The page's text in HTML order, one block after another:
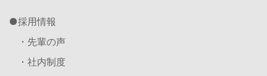
採用情報
・先輩の声
・社内制度